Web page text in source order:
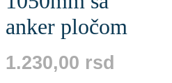
anker pločom
1.230,00 rsd